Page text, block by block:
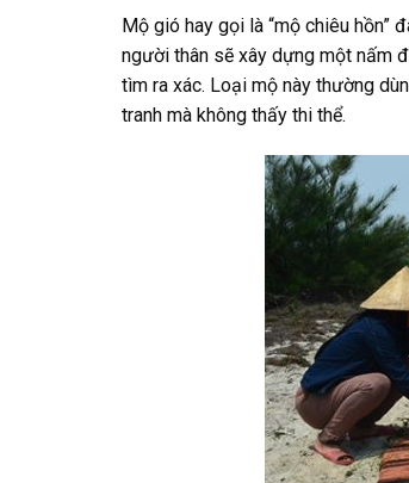
Mộ gió hay gọi là “mộ chiêu hồn”
người thân sẽ xây dựng một nấm
tìm ra xác. Loại mộ này thường
tranh mà không thấy thi thể.